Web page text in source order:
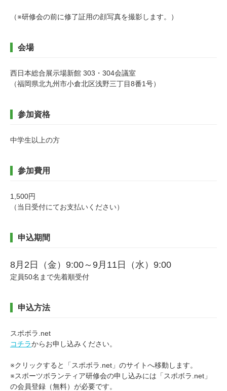
（※研修会の前に修了証用の顔写真を撮影します。）
会場
西日本総合展示場新館 303・304会議室
（福岡県北九州市小倉北区浅野三丁目8番1号）
参加資格
中学生以上の方
参加費用
1,500円
（当日受付にてお支払いください）
申込期間
8月2日（金）9:00～9月11日（水）9:00
定員50名まで先着順受付
申込方法
スポボラ.net
コチラからお申し込みください。
※クリックすると「スポボラ.net」のサイトへ移動します。
※スポーツボランティア研修会の申し込みには「スポボラ.net」
の会員登録（無料）が必要です。